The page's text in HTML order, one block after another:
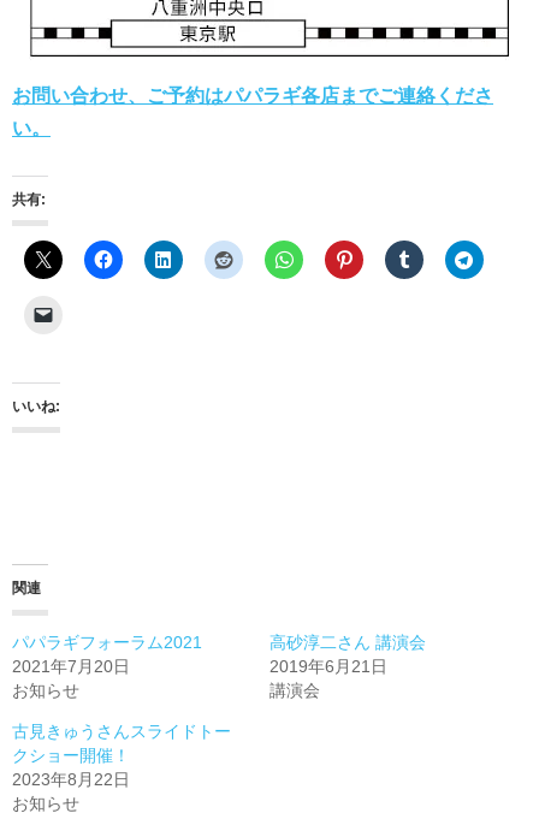
お問い合わせ、ご予約はパパラギ各店までご連絡くださ
い。
共有:
いいね:
関連
パパラギフォーラム2021
2021年7月20日
お知らせ
高砂淳二さん 講演会
2019年6月21日
講演会
古見きゅうさんスライドトー
クショー開催！
2023年8月22日
お知らせ